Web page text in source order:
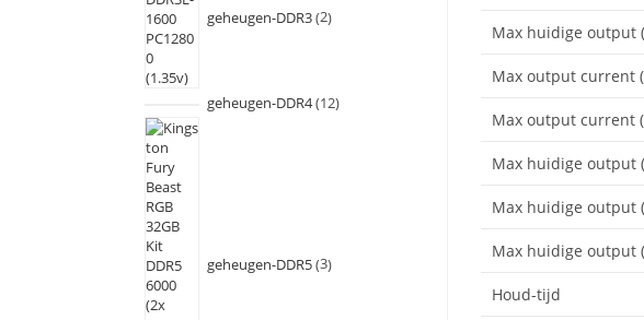
Max huidige output
Max output current
Max output current
Max huidige output
Max huidige output
Max huidige output
Houd-tijd
geheugen-DDR3 2
geheugen-DDR4 12
geheugen-DDR5 3